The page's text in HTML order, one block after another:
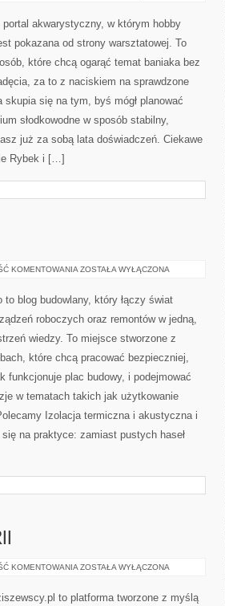
portal akwarystyczny, w którym hobby
pokazana od strony warsztatowej. To
które chcą ogarąć temat baniaka bez
za to z naciskiem na sprawdzone
skupia się na tym, byś mógł planować
słodkowodne w sposób stabilny,
już za sobą lata doświadczeń. Ciekawe
Rybek i […]
KOMENTOWANIA OKNA,
ROLETY
ZOSTAŁA WYŁĄCZONA
to blog budowlany, który łączy świat
roboczych oraz remontów w jedną,
wiedzy. To miejsce stworzone z
które chcą pracować bezpieczniej,
funkcjonuje plac budowy, i podejmować
w tematach takich jak użytkowanie
Izolacja termiczna i akustyczna i
na praktyce: zamiast pustych haseł
KOMENTOWANIA DIY
BIŻUTERII
ZOSTAŁA WYŁĄCZONA
to platforma tworzone z myślą